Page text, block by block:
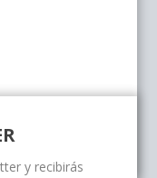
y recibirás